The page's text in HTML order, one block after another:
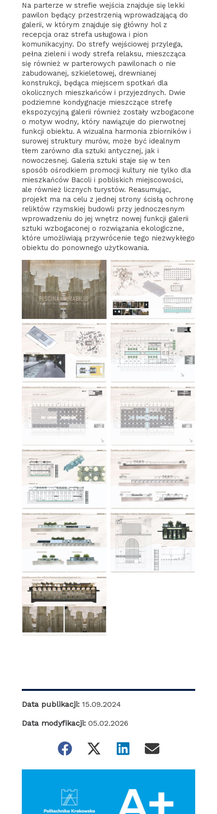
Na parterze w strefie wejścia znajduje się lekki
pawilon będący przestrzenią wprowadzającą do
galerii, w którym znajduje się główny hol z
recepcja oraz strefa usługowa i pion
komunikacyjny. Do strefy wejściowej przylega,
pełna zieleni i wody strefa relaksu, mieszcząca
się również w parterowych pawilonach o nie
zabudowanej, szkieletowej, drewnianej
konstrukcji, będąca miejscem spotkań dla
okolicznych mieszkańców i przyjezdnych. Dwie
podziemne kondygnacje mieszczące strefę
ekspozycyjną galerii również zostały wzbogacone
o motyw wodny, który nawiązuje do pierwotnej
funkcji obiektu. A wizualna harmonia zbiorników i
surowej struktury murów, może być idealnym
tłem zarówno dla sztuki antycznej, jak i
nowoczesnej. Galeria sztuki staje się w ten
sposób ośrodkiem promocji kultury nie tylko dla
mieszkańców Bacoli i pobliskich miejscowości,
ale również licznych turystów. Reasumując,
projekt ma na celu z jednej strony ścisłą ochronę
reliktów rzymskiej budowli przy jednoczesnym
wprowadzeniu do jej wnętrz nowej funkcji galerii
sztuki wzbogaconej o rozwiązania ekologiczne,
które umożliwiają przywrócenie tego niezwykłego
obiektu do ponownego użytkowania.
Data publikacji: 15.09.2024
Data modyfikacji: 05.02.2026